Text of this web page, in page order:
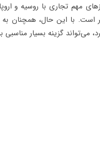
مهم تجاری با روسیه و
است. با این حال، همچنان
می‌تواند گزینه بسیار مناسبی